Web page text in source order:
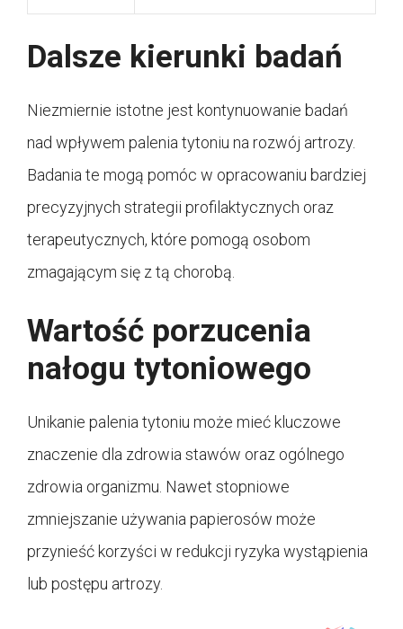
Dalsze kierunki badań
Niezmiernie istotne jest kontynuowanie badań
nad wpływem palenia tytoniu na rozwój artrozy.
Badania te mogą pomóc w opracowaniu bardziej
precyzyjnych strategii profilaktycznych oraz
terapeutycznych, które pomogą osobom
zmagającym się z tą chorobą.
Wartość porzucenia
nałogu tytoniowego
Unikanie palenia tytoniu może mieć kluczowe
znaczenie dla zdrowia stawów oraz ogólnego
zdrowia organizmu. Nawet stopniowe
zmniejszanie używania papierosów może
przynieść korzyści w redukcji ryzyka wystąpienia
lub postępu artrozy.